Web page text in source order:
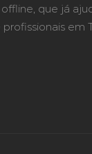
que já
em